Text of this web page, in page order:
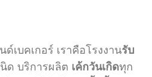
ด์เบคเกอร์ เราคือโรงงานรับ
ด บริการผลิต เค้กวันเกิดทุก